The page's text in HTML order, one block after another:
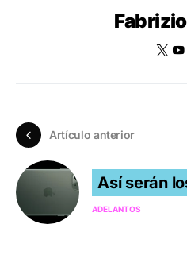
Artículo anterior
Así serán
ADELANTOS